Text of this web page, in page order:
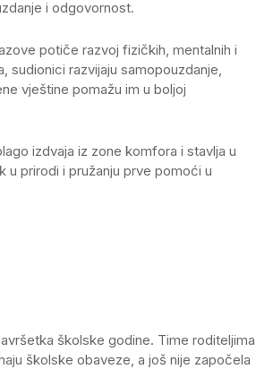
i odgovornost.
potiče razvoj fizičkih, mentalnih i
sudionici razvijaju samopouzdanje,
vještine pomažu im u boljoj
izdvaja iz zone komfora i stavlja u
u prirodi i pružanju prve pomoći u
školske godine. Time roditeljima
školske obaveze, a još nije započela